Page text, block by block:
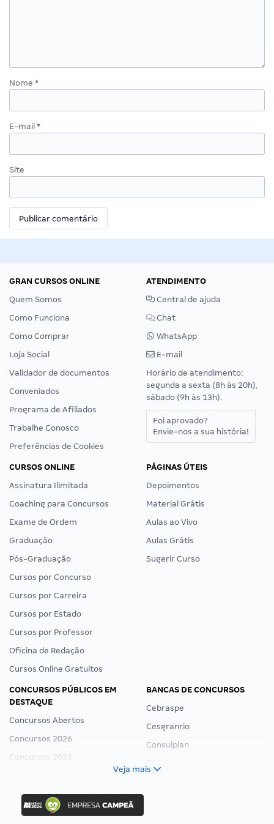
Nome *
E-mail *
Site
GRAN CURSOS ONLINE
Quem Somos
Como Funciona
Como Comprar
Loja Social
Validador de documentos
Conveniados
Programa de Afiliados
Trabalhe Conosco
Preferências de Cookies
ATENDIMENTO
Central de ajuda
Chat
WhatsApp
E-mail
Horário de atendimento:
segunda a sexta (8h às 20h),
sábado (9h às 13h).
Foi aprovado?
Envie-nos a sua história!
CURSOS ONLINE
Assinatura Ilimitada
Coaching para Concursos
Exame de Ordem
Graduação
Pós-Graduação
Cursos por Concurso
Cursos por Carreira
Cursos por Estado
Cursos por Professor
Oficina de Redação
Cursos Online Gratuitos
PÁGINAS ÚTEIS
Depoimentos
Material Grátis
Aulas ao Vivo
Aulas Grátis
Sugerir Curso
CONCURSOS PÚBLICOS EM
DESTAQUE
Concursos Abertos
Concursos 2026
Concursos 2025
Concurso Ibama
Concurso MPU
BANCAS DE CONCURSOS
Cebraspe
Cesgranrio
Consulplan
Veja mais